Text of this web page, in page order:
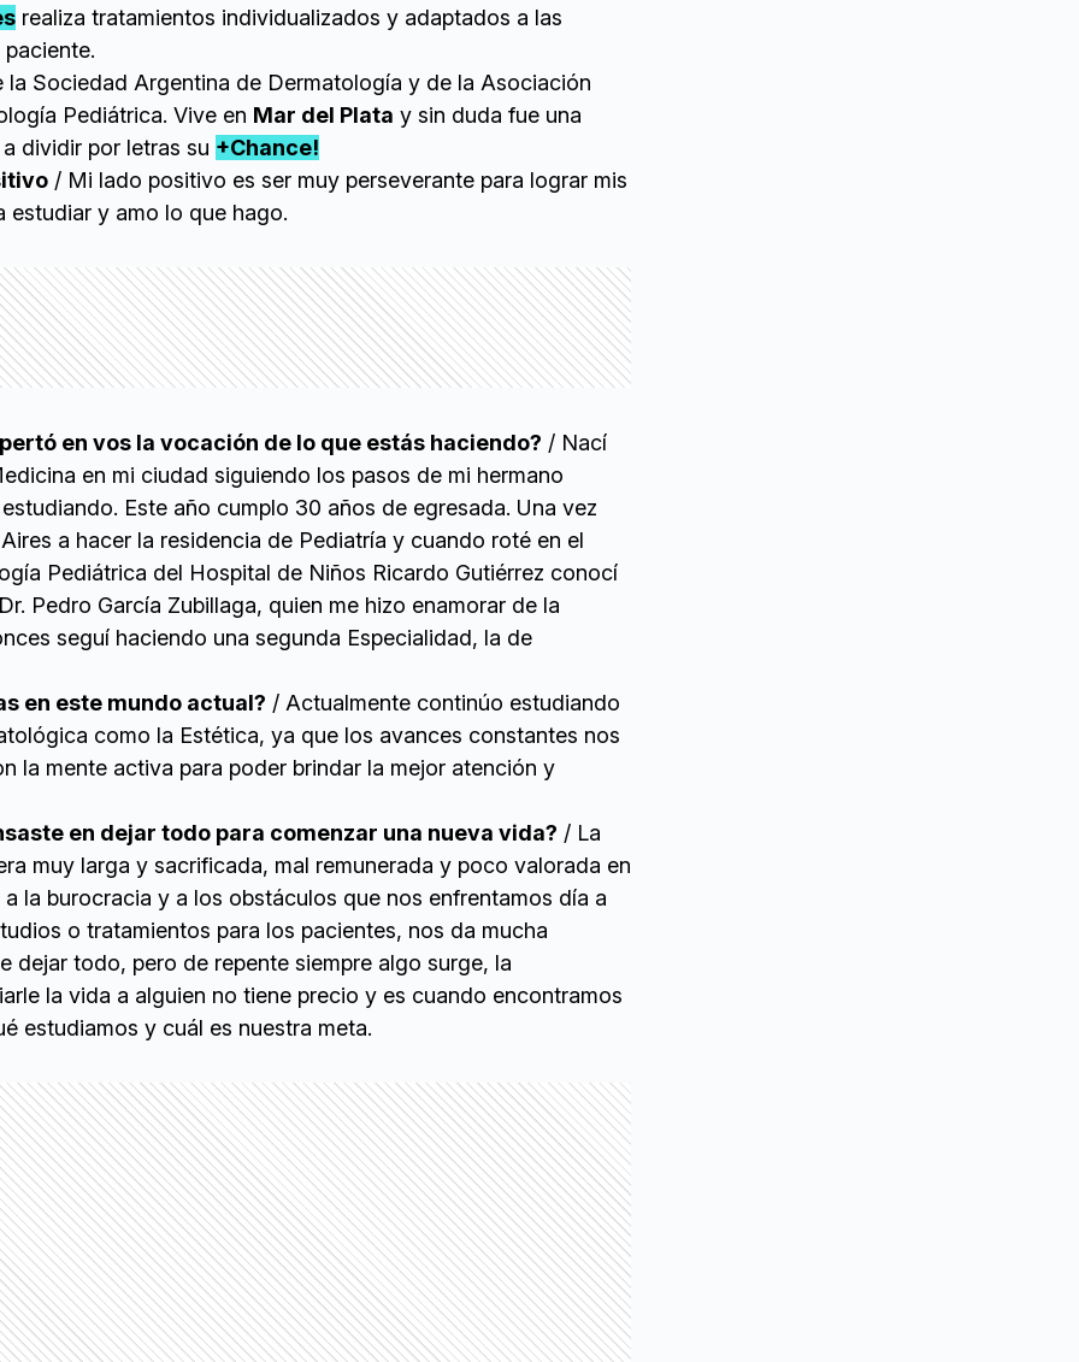
realiza tratamientos individualizados y adaptados a las
la Sociedad Argentina de Dermatología y de la Asociación
Pediátrica. Vive en Mar del Plata y sin duda fue una
dividir por letras su +Chance!
/ Mi lado positivo es ser muy perseverante para lograr mis
estudiar y amo lo que hago.
en vos la vocación de lo que estás haciendo? / Nací
en mi ciudad siguiendo los pasos de mi hermano
Este año cumplo 30 años de egresada. Una vez
a hacer la residencia de Pediatría y cuando roté en el
Pediátrica del Hospital de Niños Ricardo Gutiérrez conocí
Pedro García Zubillaga, quien me hizo enamorar de la
seguí haciendo una segunda Especialidad, la de
en este mundo actual? / Actualmente continúo estudiando
como la Estética, ya que los avances constantes nos
la mente activa para poder brindar la mejor atención y
en dejar todo para comenzar una nueva vida? / La
muy larga y sacrificada, mal remunerada y poco valorada en
la burocracia y a los obstáculos que nos enfrentamos día a
o tratamientos para los pacientes, nos da mucha
dejar todo, pero de repente siempre algo surge, la
la vida a alguien no tiene precio y es cuando encontramos
estudiamos y cuál es nuestra meta.